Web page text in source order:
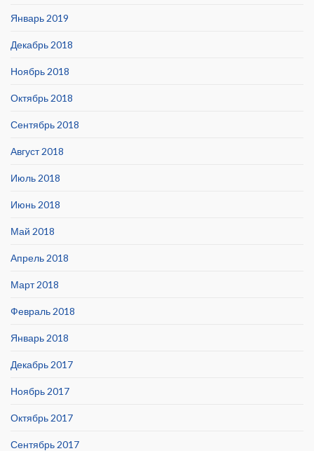
Январь 2019
Декабрь 2018
Ноябрь 2018
Октябрь 2018
Сентябрь 2018
Август 2018
Июль 2018
Июнь 2018
Май 2018
Апрель 2018
Март 2018
Февраль 2018
Январь 2018
Декабрь 2017
Ноябрь 2017
Октябрь 2017
Сентябрь 2017